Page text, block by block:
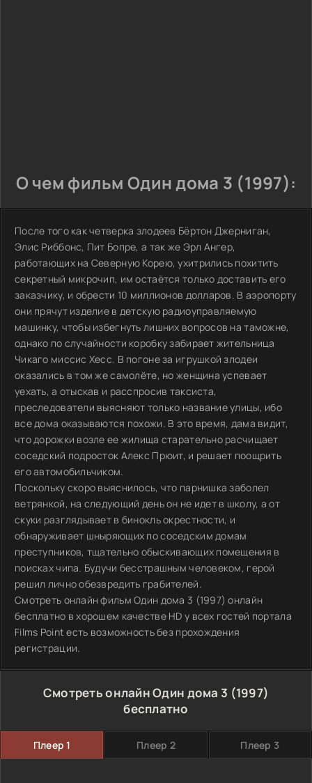
О чем фильм Один дома 3 (1997):
После того как четверка злодеев Бёртон Джерниган,
Элис Риббонс, Пит Бопре, а так же Эрл Ангер,
работающих на Северную Корею, ухитрились похитить
секретный микрочип, им остаётся только доставить его
заказчику, и обрести 10 миллионов долларов. В аэропорту
они прячут изделие в детскую радиоуправляемую
машинку, чтобы избегнуть лишних вопросов на таможне,
однако по случайности коробку забирает жительница
Чикаго миссис Хесс. В погоне за игрушкой злодеи
оказались в том же самолёте, но женщина успевает
уехать, а отыскав и расспросив таксиста,
преследователи выясняют только название улицы, ибо
все дома оказываются похожи. В это время, дама видит,
что дорожки возле ее жилища старательно расчищает
соседский подросток Алекс Прюит, и решает поощрить
его автомобильчиком.
Поскольку скоро выяснилось, что парнишка заболел
ветрянкой, на следующий день он не идет в школу, а от
скуки разглядывает в бинокль окрестности, и
обнаруживает шныряющих по соседским домам
преступников, тщательно обыскивающих помещения в
поисках чипа. Будучи бесстрашным человеком, герой
решил лично обезвредить грабителей.
Смотреть онлайн фильм Один дома 3 (1997) онлайн
бесплатно в хорошем качестве HD у всех гостей портала
Films Point есть возможность без прохождения
регистрации.
Смотреть онлайн Один дома 3 (1997)
бесплатно
Плеер 1 Плеер 2 Плеер 3